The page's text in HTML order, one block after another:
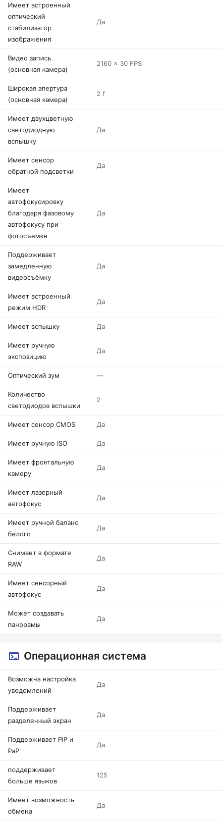
Имеет встроенный
оптический
стабилизатор
изображения
Да
Видео запись
(основная камера)
2160 x 30 FPS
Широкая апертура
(основная камера)
2 f
Имеет двухцветную
светодиодную
вспышку
Да
Имеет сенсор
обратной подсветки
Да
Имеет
автофокусировку
благодаря фазовому
автофокусу при
фотосъемке
Да
Поддерживает
замедленную
видеосъёмку
Да
Имеет встроенный
режим HDR
Да
Имеет вспышку Да
Имеет ручную
экспозицию
Да
Оптический зум —
Количество
светодиодов вспышки
2
Имеет сенсор CMOS Да
Имеет ручную ISO Да
Имеет фронтальную
камеру
Да
Имеет лазерный
автофокус
Да
Имеет ручной баланс
белого
Да
Снимает в формате
RAW
Да
Имеет сенсорный
автофокус
Да
Может создавать
панорамы
Да
Операционная система
Возможна настройка
уведомлений
Да
Поддерживает
разделенный экран
Да
Поддерживает PiP и
PaP
Да
поддерживает
больше языков
125
Имеет возможность
обмена
Да